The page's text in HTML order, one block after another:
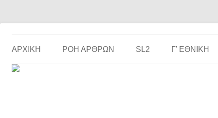
ΑΡΧΙΚΗ ΡΟΗ ΑΡΘΡΩΝ SL2 Γ’ ΕΘΝΙΚΉ